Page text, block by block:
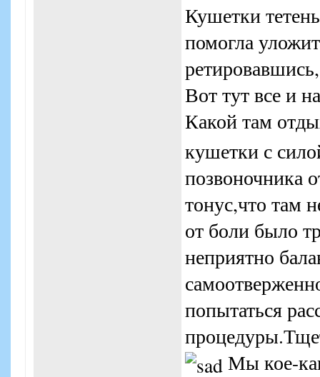
Кушетки
помогла
Вот тут все и
Какой там
кушетки с
позвоночника
тонус,что там
от боли было
неприятно
попытаться
Мы кое-